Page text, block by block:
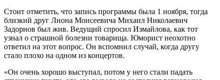
Стоит отметить, что запись программы была 1 ноября, тогда
близкий друг Лиона Моисеевича Михаил Николаевич
Задорнов был жив. Ведущий спросил Измайлова, как тот
узнал о страшной болезни товарища. Юморист неохотно
ответил на этот вопрос. Он вспомнил случай, когда другу
стало плохо на одном из концертов.
«Он очень хорошо выступал, потом у него стали падать